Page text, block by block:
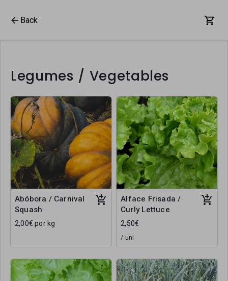
Back
Legumes / Vegetables
Abóbora / Carnival
Squash
2,00€ por kg
Alface Frisada /
Curly Lettuce
2,50€
/ uni